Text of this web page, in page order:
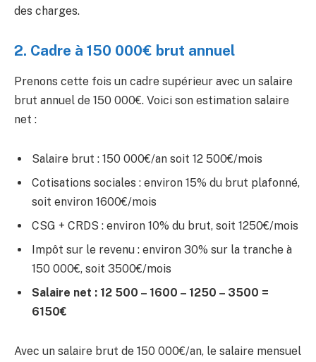
des charges.
2. Cadre à 150 000€ brut annuel
Prenons cette fois un cadre supérieur avec un salaire
brut annuel de 150 000€. Voici son estimation salaire
net :
Salaire brut : 150 000€/an soit 12 500€/mois
Cotisations sociales : environ 15% du brut plafonné,
soit environ 1600€/mois
CSG + CRDS : environ 10% du brut, soit 1250€/mois
Impôt sur le revenu : environ 30% sur la tranche à
150 000€, soit 3500€/mois
Salaire net : 12 500 – 1600 – 1250 – 3500 =
6150€
Avec un salaire brut de 150 000€/an, le salaire mensuel